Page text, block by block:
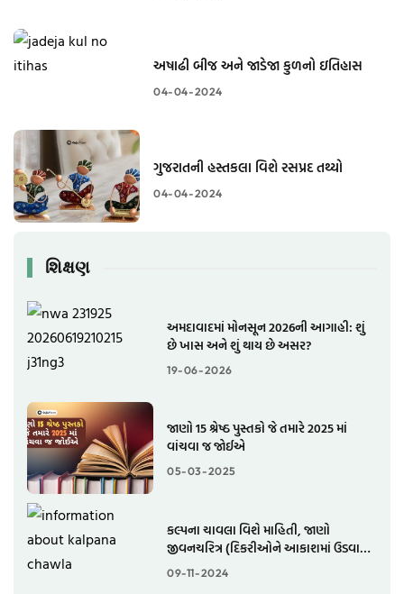
04-04-2024
અષાઢી બીજ અને જાડેજા કુળનો ઇતિહાસ
04-04-2024
ગુજરાતની હસ્તકલા વિશે રસપ્રદ તથ્યો
શિક્ષણ
19-06-2026
અમદાવાદમાં મોનસૂન 2026ની આગાહી: શું
છે ખાસ અને શું થાય છે અસર?
05-03-2025
જાણો 15 શ્રેષ્ઠ પુસ્તકો જે તમારે 2025 માં
વાંચવા જ જોઈએ
09-11-2024
કલ્પના ચાવલા વિશે માહિતી, જાણો
જીવનચરિત્ર (દિકરીઓને આકાશમાં ઉડવાની
પ્રેરણા આપી)